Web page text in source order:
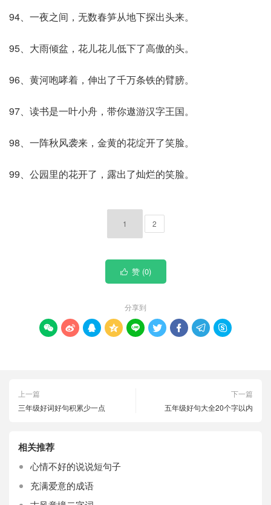
94、一夜之间，无数春笋从地下探出头来。
95、大雨倾盆，花儿花儿低下了高傲的头。
96、黄河咆哮着，伸出了千万条铁的臂膀。
97、读书是一叶小舟，带你遨游汉字王国。
98、一阵秋风袭来，金黄的花绽开了笑脸。
99、公园里的花开了，露出了灿烂的笑脸。
1 2
 赞 (0)
分享到
        
上一篇
三年级好词好句积累少一点
下一篇
五年级好句大全20个字以内
相关推荐
心情不好的说说短句子
充满爱意的成语